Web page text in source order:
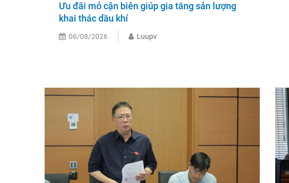
Ưu đãi mỏ cận biên giúp gia tăng sản lượng
khai thác dầu khí
06/08/2026 Luupv